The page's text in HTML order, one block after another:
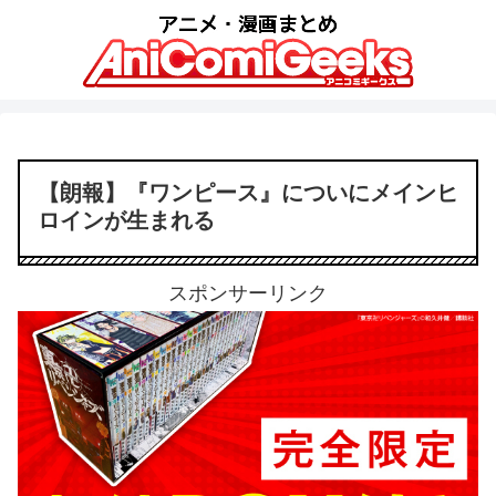
【朗報】『ワンピース』についにメインヒ
ロインが生まれる
スポンサーリンク